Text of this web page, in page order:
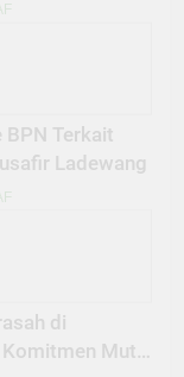
BPN Terkait
Ladewang
di
Komitmen Mutu